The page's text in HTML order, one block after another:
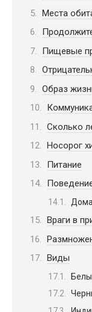
Места
Пищевые
Образ
Сколько
Носорог
Питание
Враги в
Виды